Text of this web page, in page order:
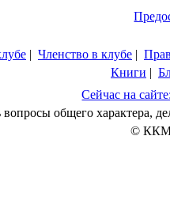
| Членство в клубе |
Книги |
Сейчас на
вопросы общего характера,
© ККМ